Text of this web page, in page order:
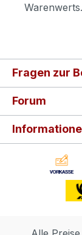
Fragen zur
Forum